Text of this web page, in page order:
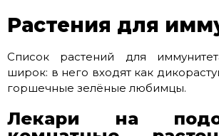
Растения для
Список растений для
широк: в него входят как
горшечные зелёные любимцы.
Лекари на